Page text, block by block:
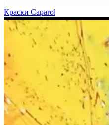
Краски Caparol